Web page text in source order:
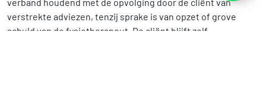
verstrekte adviezen, tenzij sprake is van opzet of grove
schuld van de fysiotherapeut. De cliënt blijft zelf